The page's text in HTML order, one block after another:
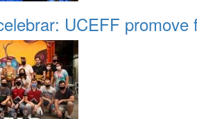
UCEFF promove